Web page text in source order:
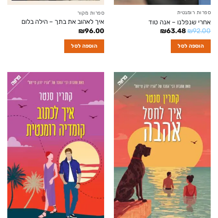
ספרות רומנטית
אחרי שנפלנו – אנה טוד
₪92.00
המחיר
היה:
₪92.00.
₪63.48
המחיר
הוספה לסל
ספרות מקור
איך לאהוב את בתך – הילה בלום
₪96.00
הוספה לסל